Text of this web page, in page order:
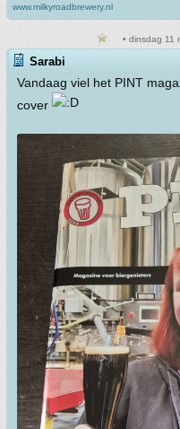
www.milkyroadbrewery.nl
• dinsdag 11
Sarabi
Vandaag viel het PINT
cover